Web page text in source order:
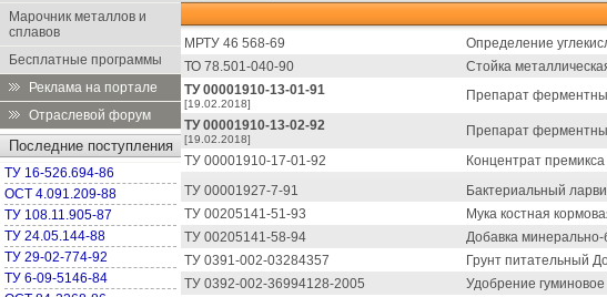
Марочник металлов и
сплавов
Бесплатные программы
Реклама на портале
Отраслевой форум
Последние поступления
ТУ 16-526.694-86
ОСТ 4.091.209-88
ТУ 108.11.905-87
ТУ 24.05.144-88
ТУ 29-02-774-92
ТУ 6-09-5146-84
МРТУ 46 568-69
Определение
ТО 78.501-040-90
Стойка
ТУ 00001910-13-01-91
[19.02.2018]
Препарат
ТУ 00001910-13-02-92
[19.02.2018]
Препарат
ТУ 00001910-17-01-92
Концентрат
ТУ 00001927-7-91
Бактериальный
ТУ 00205141-51-93
Мука костная
ТУ 00205141-58-94
Добавка минерально-
ТУ 0391-002-03284357
Грунт питательный
ТУ 0392-002-36994128-2005
Удобрение